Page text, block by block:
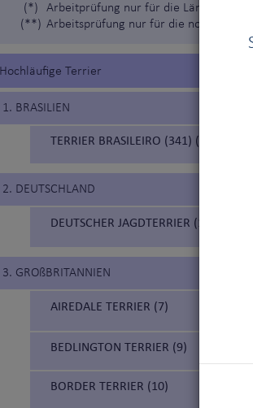
(*)
(**)
Arbeitprüfung nur für die Länder, die
Arbeitsprüfung nur für die nordischen
Hochläufige Terrier
1. BRASILIEN
TERRIER BRASILEIRO (341)
2. DEUTSCHLAND
DEUTSCHER JAGDTERRIER (103)
3. GROßBRITANNIEN
AIREDALE TERRIER (7)
BEDLINGTON TERRIER (9)
BORDER TERRIER (10)